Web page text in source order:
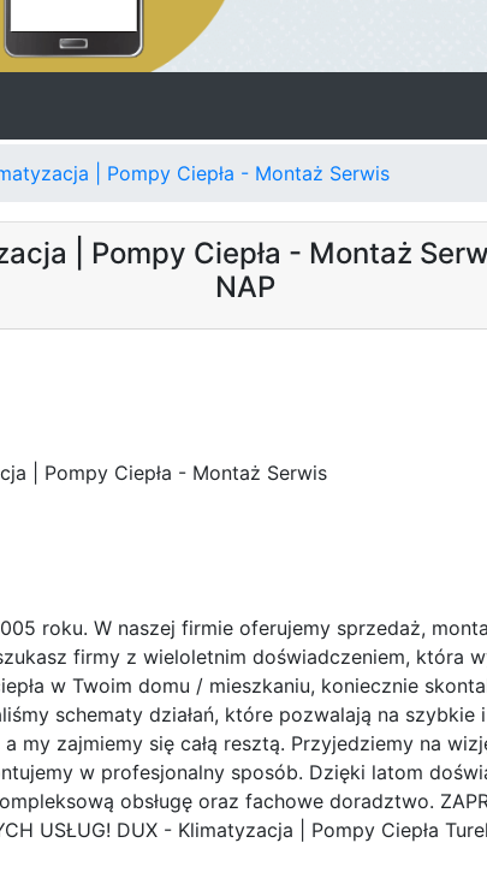
| Pompy Ciepła - Montaż Serwis
| Pompy Ciepła - Montaż
NAP
| Pompy Ciepła - Montaż Serwis
roku. W naszej firmie oferujemy sprzedaż,
firmy z wieloletnim doświadczeniem, która
w Twoim domu / mieszkaniu, koniecznie
schematy działań, które pozwalają na szybkie
my zajmiemy się całą resztą. Przyjedziemy na
w profesjonalny sposób. Dzięki latom
obsługę oraz fachowe doradztwo.
USŁUG! DUX - Klimatyzacja | Pompy Ciepła